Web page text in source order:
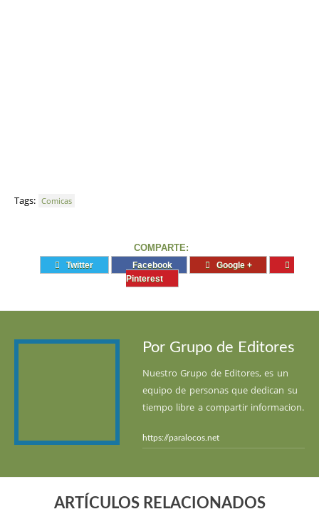
Tags: Comicas
COMPARTE:
Twitter Facebook
Google +
Pinterest
Por Grupo de Editores
Nuestro Grupo de Editores, es un
equipo de personas que dedican su
tiempo libre a compartir informacion.
https://paralocos.net
ARTÍCULOS RELACIONADOS